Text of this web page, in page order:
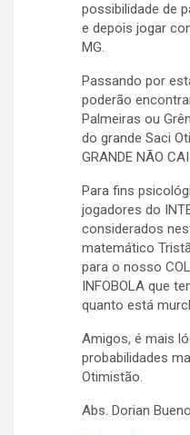
possibilidade de
e depois jogar
MG.
Passando por
poderão
Palmeiras ou
do grande Saci
GRANDE NÃO
Para fins
jogadores do
considerados
matemático
para o nosso
INFOBOLA que
quanto está
Amigos, é mais
probabilidades
Otimistão.
Abs. Dorian